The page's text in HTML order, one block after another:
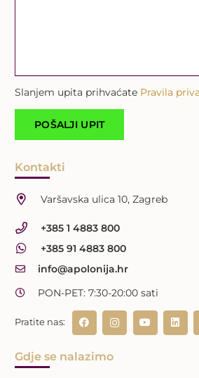
Slanjem upita prihvaćate Pravila
Kontakti
Varšavska ulica 10, Zagreb
+385 1 4883 800
+385 91 4883 800
info@apolonija.hr
PON-PET: 7:30-20:00 sati
Pratite nas:
Gdje se nalazimo